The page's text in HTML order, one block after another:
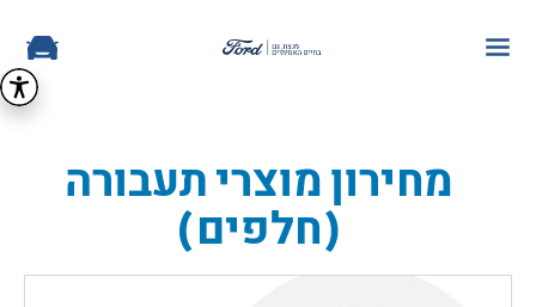
מחירון מוצרי תעבורה
(חלפים)